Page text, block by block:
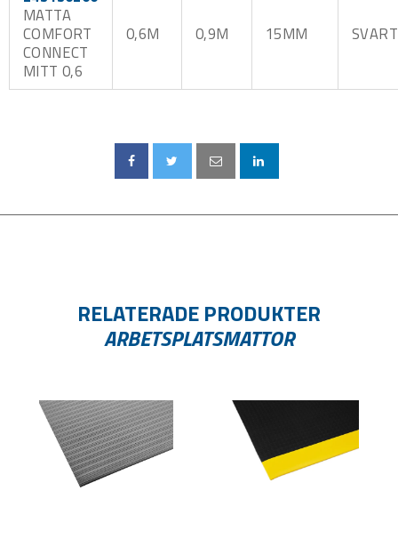
MATTA
COMFORT
CONNECT
MITT 0,6
0,6M 0,9M 15MM SVART
RELATERADE PRODUKTER
ARBETSPLATSMATTOR